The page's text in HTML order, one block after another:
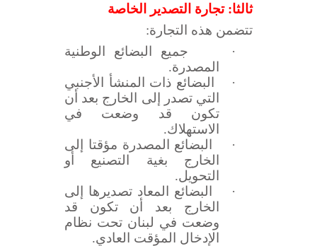
ثالثا: تجارة التصدير الخاصة
تتضمن هذه التجارة:
·
جميع البضائع الوطنية
المصدرة.
·
البضائع ذات المنشأ الأجنبي
التي تصدر إلى الخارج بعد أن
تكون قد وضعت في
الاستهلاك.
·
البضائع المصدرة مؤقتا إلى
الخارج بغية التصنيع أو
التحويل.
·
البضائع المعاد تصديرها إلى
الخارج بعد أن تكون قد
وضعت في لبنان تحت نظام
الإدخال المؤقت العادي.